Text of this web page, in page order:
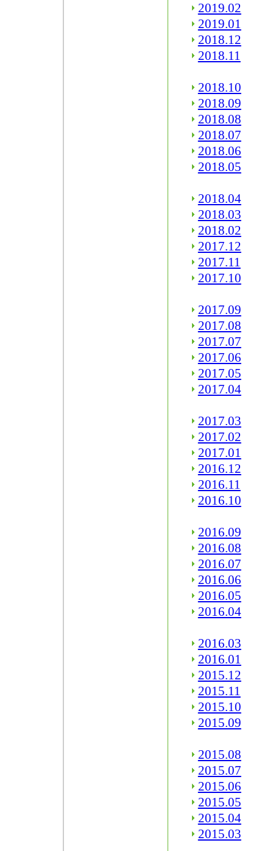
2019.02
2019.01
2018.12
2018.11
2018.10
2018.09
2018.08
2018.07
2018.06
2018.05
2018.04
2018.03
2018.02
2017.12
2017.11
2017.10
2017.09
2017.08
2017.07
2017.06
2017.05
2017.04
2017.03
2017.02
2017.01
2016.12
2016.11
2016.10
2016.09
2016.08
2016.07
2016.06
2016.05
2016.04
2016.03
2016.01
2015.12
2015.11
2015.10
2015.09
2015.08
2015.07
2015.06
2015.05
2015.04
2015.03